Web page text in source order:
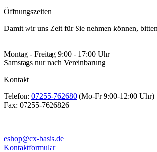
Öffnungszeiten
Damit wir uns Zeit für Sie nehmen können,
Montag - Freitag 9:00 - 17:00 Uhr
Samstags nur nach Vereinbarung
Kontakt
Telefon: 07255-762680 (Mo-Fr 9:00-12:00 Uhr)
Fax: 07255-7626826
eshop@cx-basis.de
Kontaktformular